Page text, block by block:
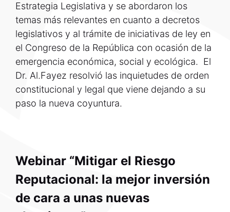
Estrategia Legislativa y se abordaron los
temas más relevantes en cuanto a decretos
legislativos y al trámite de iniciativas de ley en
el Congreso de la República con ocasión de la
emergencia económica, social y ecológica. El
Dr. Al.Fayez resolvió las inquietudes de orden
constitucional y legal que viene dejando a su
paso la nueva coyuntura.
Webinar “Mitigar el Riesgo
Reputacional: la mejor inversión
de cara a unas nuevas